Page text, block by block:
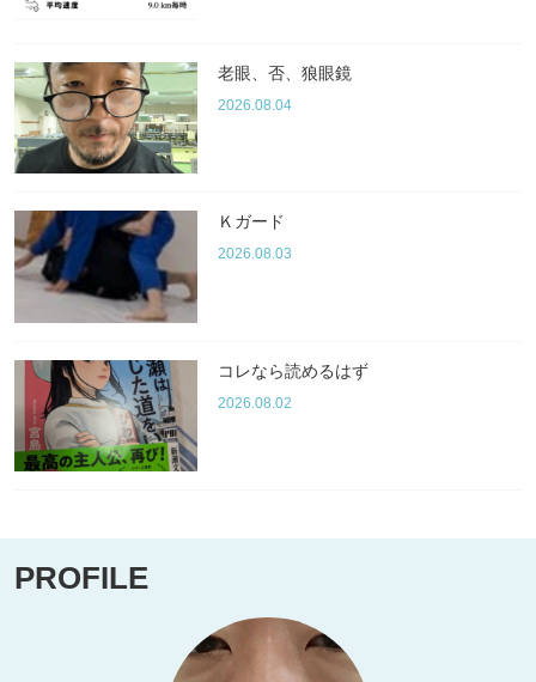
老眼、否、狼眼鏡
2026.08.04
Ｋガード
2026.08.03
コレなら読めるはず
2026.08.02
PROFILE